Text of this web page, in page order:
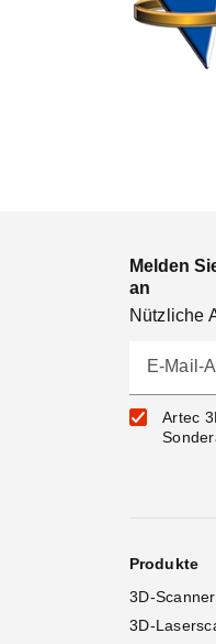
Melden
an
Nützliche
E-Mail-
Artec
Produkte
3D-Scanner
3D-